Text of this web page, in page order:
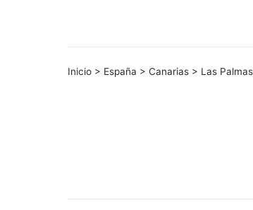
Inicio > España > Canarias > Las Palmas